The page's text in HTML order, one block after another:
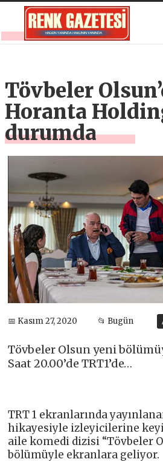
Tövbeler
Horanta
durumda
📅 Kasım 27, 2020 📂 Bugün
Tövbeler Olsun yeni
Saat 20.00’de TRT1’de…
TRT 1 ekranlarında
hikayesiyle izleyicilerine
aile komedi dizisi “Tövbeler
bölümüyle ekranlara geliyor.